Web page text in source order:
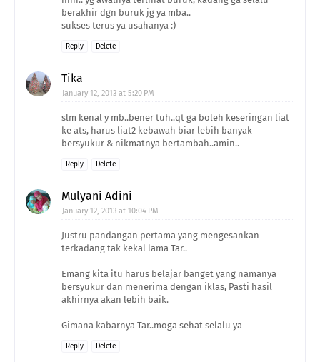
berakhir dgn buruk jg ya mba..
sukses terus ya usahanya :)
Reply Delete
Tika
January 12, 2013 at 5:20 PM
slm kenal y mb..bener tuh..qt ga boleh keseringan liat
ke ats, harus liat2 kebawah biar lebih banyak
bersyukur & nikmatnya bertambah..amin..
Reply Delete
Mulyani Adini
January 12, 2013 at 10:04 PM
Justru pandangan pertama yang mengesankan
terkadang tak kekal lama Tar..
Emang kita itu harus belajar banget yang namanya
bersyukur dan menerima dengan iklas, Pasti hasil
akhirnya akan lebih baik.
Gimana kabarnya Tar..moga sehat selalu ya
Reply Delete